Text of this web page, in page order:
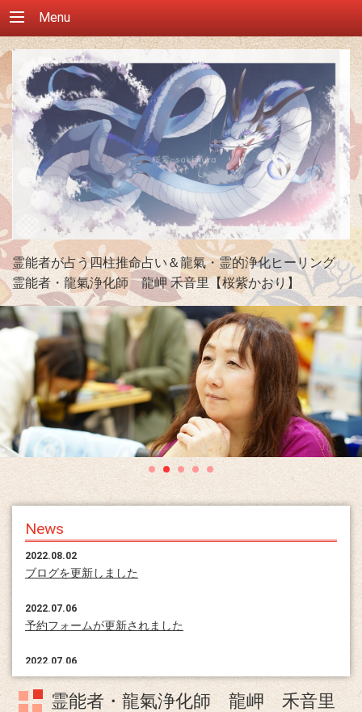
Menu
霊能者が占う四柱推命占い＆龍氣・霊的浄化ヒーリング
霊能者・龍氣浄化師 龍岬 禾音里【桜紫かおり】
News
2022.08.02
ブログを更新しました
2022.07.06
予約フォームが更新されました
2022.07.06
ホームページが更新されました。
霊能者・龍氣浄化師 龍岬 禾音里